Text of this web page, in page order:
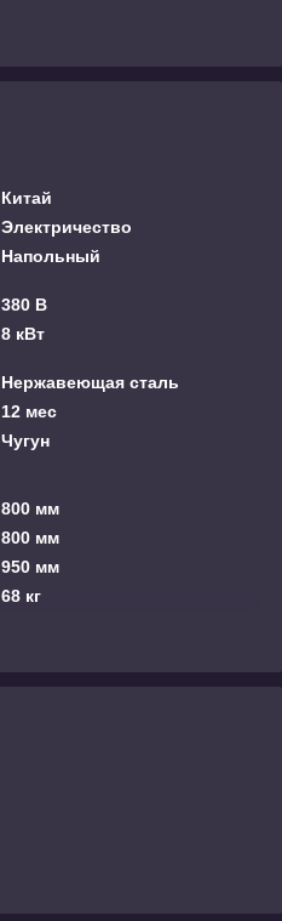
Китай
Электричество
Напольный
380 В
8 кВт
Нержавеющая сталь
12 мес
Чугун
800 мм
800 мм
950 мм
68 кг